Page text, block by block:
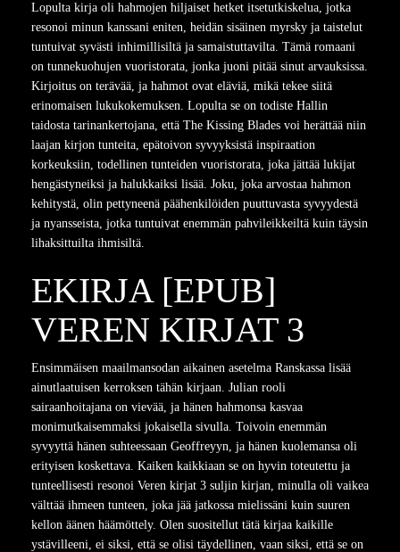
Lopulta kirja oli hahmojen hiljaiset hetket itsetutkiskelua, jotka
resonoi minun kanssani eniten, heidän sisäinen myrsky ja taistelut
tuntuivat syvästi inhimillisiltä ja samaistuttavilta. Tämä romaani
on tunnekuohujen vuoristorata, jonka juoni pitää sinut arvauksissa.
Kirjoitus on terävää, ja hahmot ovat eläviä, mikä tekee siitä
erinomaisen lukukokemuksen. Lopulta se on todiste Hallin
taidosta tarinankertojana, että The Kissing Blades voi herättää niin
laajan kirjon tunteita, epätoivon syvyyksistä inspiraation
korkeuksiin, todellinen tunteiden vuoristorata, joka jättää lukijat
hengästyneiksi ja halukkaiksi lisää. Joku, joka arvostaa hahmon
kehitystä, olin pettyneenä päähenkilöiden puuttuvasta syvyydestä
ja nyansseista, jotka tuntuivat enemmän pahvileikkeiltä kuin täysin
lihaksittuilta ihmisiltä.
EKIRJA [EPUB]
VEREN KIRJAT 3
Ensimmäisen maailmansodan aikainen asetelma Ranskassa lisää
ainutlaatuisen kerroksen tähän kirjaan. Julian rooli
sairaanhoitajana on vievää, ja hänen hahmonsa kasvaa
monimutkaisemmaksi jokaisella sivulla. Toivoin enemmän
syvyyttä hänen suhteessaan Geoffreyyn, ja hänen kuolemansa oli
erityisen koskettava. Kaiken kaikkiaan se on hyvin toteutettu ja
tunteellisesti resonoi Veren kirjat 3 suljin kirjan, minulla oli vaikea
välttää ihmeen tunteen, joka jää jatkossa mielissäni kuin suuren
kellon äänen häämöttely. Olen suositellut tätä kirjaa kaikille
ystävilleeni, ei siksi, että se olisi täydellinen, vaan siksi, että se on